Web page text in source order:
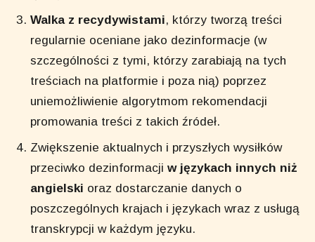
Walka z recydywistami, którzy tworzą treści
regularnie oceniane jako dezinformacje (w
szczególności z tymi, którzy zarabiają na tych
treściach na platformie i poza nią) poprzez
uniemożliwienie algorytmom rekomendacji
promowania treści z takich źródeł.
Zwiększenie aktualnych i przyszłych wysiłków
przeciwko dezinformacjiw językach innych niż
angielski oraz dostarczanie danych o
poszczególnych krajach i językach wraz z usługą
transkrypcji w każdym języku.